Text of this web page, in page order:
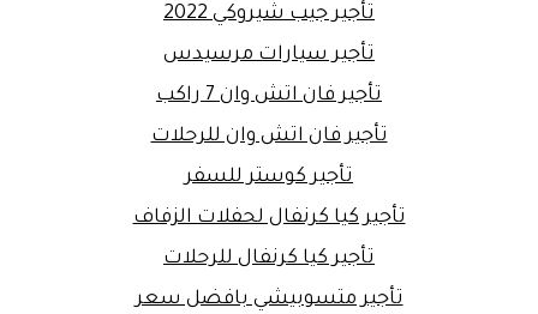
تأجير جيب شيروكي 2022
تأجير سيارات مرسيدس
تأجير فان اتش وان 7 راكب
تأجير فان اتش وان للرحلات
تأجير كوستر للسفر
تأجير كيا كرنفال لحفلات الزفاف
تأجير كيا كرنفال للرحلات
تأجير متسوبيشي بافضل سعر